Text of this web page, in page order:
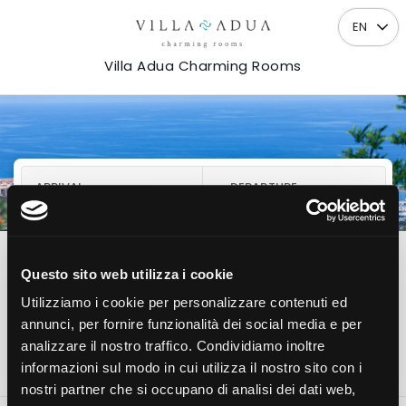
Questo sito web utilizza i cookie
Utilizziamo i cookie per personalizzare contenuti ed
annunci, per fornire funzionalità dei social media e per
analizzare il nostro traffico. Condividiamo inoltre
informazioni sul modo in cui utilizza il nostro sito con i
nostri partner che si occupano di analisi dei dati web,
Villa Adua Charming Rooms
EN
ARRIVAL
07
DEPARTURE
Sat
AUGUST
1
Room
2
Adults Children
Check availability